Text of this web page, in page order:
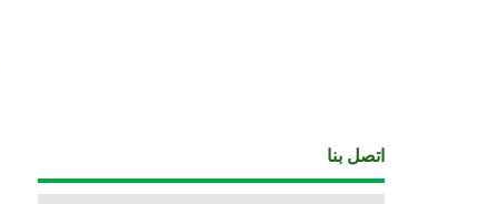
اتصل بنا